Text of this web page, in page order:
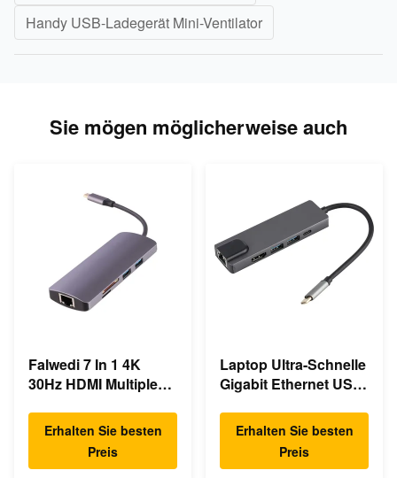
Handy USB-Ladegerät Mini-Ventilator
Sie mögen möglicherweise auch
Falwedi 7 In 1 4K
30Hz HDMI Multiple
Erhalten Sie besten
Preis
Laptop Ultra-Schnelle
Gigabit Ethernet USB
Erhalten Sie besten
Preis